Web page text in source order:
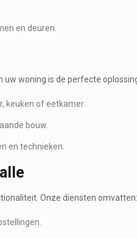
en deuren.
woning is de perfecte
keuken of eetkamer.
bouw.
en technieken.
Onze diensten omvatten: